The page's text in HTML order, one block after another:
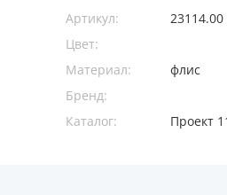
Артикул:
23114.00
Цвет:
Материал:
флис
Бренд:
Каталог:
Проект